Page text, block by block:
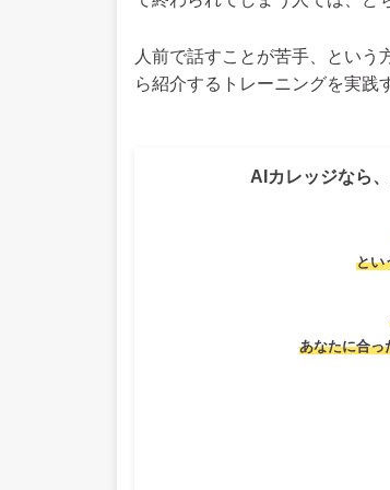
人前で話すことが苦手、という
ら紹介するトレーニングを実践
AIカレッジなら
とい
あなたに合っ